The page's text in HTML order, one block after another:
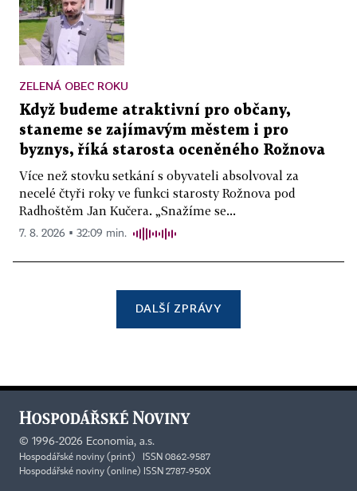
ZELENÁ OBEC ROKU
Když budeme atraktivní pro občany,
staneme se zajímavým městem i pro
byznys, říká starosta oceněného Rožnova
Více než stovku setkání s obyvateli absolvoval za
necelé čtyři roky ve funkci starosty Rožnova pod
Radhoštěm Jan Kučera. „Snažíme se...
7. 8. 2026 ▪ 32:09 min.
DALŠÍ ZPRÁVY
© 1996-2026 Economia, a.s.
Hospodářské noviny (print) ISSN 0862-9587
Hospodářské noviny (online) ISSN 2787-950X